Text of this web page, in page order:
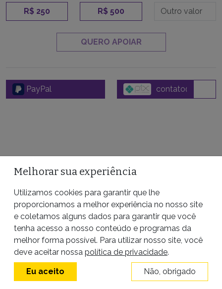
R$ 250 R$ 500
QUERO APOIAR
PayPal
FIQUE POR DENTRO
Receba conteúdos exclusivos da Pública de
graça no seu email.
ASSINAR
Melhorar sua experiência
Utilizamos cookies para garantir que lhe
proporcionamos a melhor experiência no nosso site
e coletamos alguns dados para garantir que você
tenha acesso a nosso conteúdo e programas da
melhor forma possível. Para utilizar nosso site, você
deve aceitar nossa política de privacidade.
Eu aceito Não, obrigado